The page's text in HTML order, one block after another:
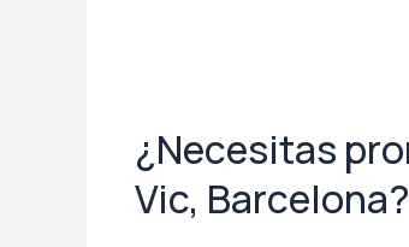
¿Necesitas
Vic, Barcelona?